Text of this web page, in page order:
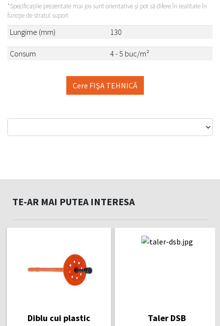
*Specificațiile prezentate mai jos sunt orientative și pot să difere în realitate în
funcție de stratul suport
Lungime (mm) 130
Consum 4 - 5 buc/m²
Cere FIŞA TEHNICĂ
TE-AR MAI PUTEA INTERESA
Diblu cui plastic Taler DSB